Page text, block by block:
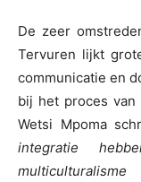
De zeer
Tervuren lijkt
communicatie en
bij het proces van
Wetsi Mpoma
integratie